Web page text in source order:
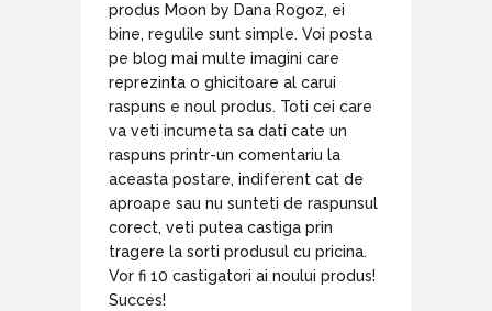
produs Moon by Dana Rogoz, ei
bine, regulile sunt simple. Voi posta
pe blog mai multe imagini care
reprezinta o ghicitoare al carui
raspuns e noul produs. Toti cei care
va veti incumeta sa dati cate un
raspuns printr-un comentariu la
aceasta postare, indiferent cat de
aproape sau nu sunteti de raspunsul
corect, veti putea castiga prin
tragere la sorti produsul cu pricina.
Vor fi 10 castigatori ai noului produs!
Succes!